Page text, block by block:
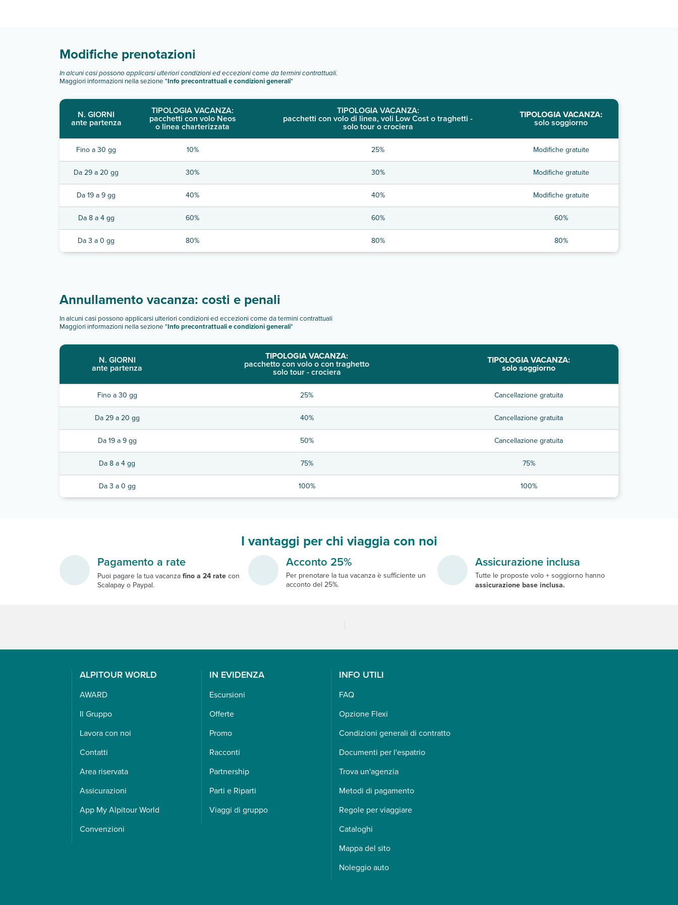
Modifiche prenotazioni
In alcuni casi possono applicarsi ulteriori condizioni ed eccezioni come da termini contrattuali.
Maggiori informazioni nella sezione "Info precontrattuali e condizioni generali"
N. GIORNI
ante partenza
TIPOLOGIA VACANZA:
pacchetti con volo Neos
o linea charterizzata
TIPOLOGIA VACANZA:
pacchetti con volo di linea, voli Low Cost o traghetti -
solo tour o crociera
TIPOLOGIA VACANZA:
solo soggiorno
Fino a 30 gg 10% 25% Modifiche gratuite
Da 29 a 20 gg 30% 30% Modifiche gratuite
Da 19 a 9 gg 40% 40% Modifiche gratuite
Da 8 a 4 gg 60% 60% 60%
Da 3 a 0 gg 80% 80% 80%
Annullamento vacanza: costi e penali
In alcuni casi possono applicarsi ulteriori condizioni ed eccezioni come da termini contrattuali
Maggiori informazioni nella sezione "Info precontrattuali e condizioni generali"
N. GIORNI
ante partenza
TIPOLOGIA VACANZA:
pacchetto con volo o con traghetto
solo tour - crociera
TIPOLOGIA VACANZA:
solo soggiorno
Fino a 30 gg 25% Cancellazione gratuita
Da 29 a 20 gg 40% Cancellazione gratuita
Da 19 a 9 gg 50% Cancellazione gratuita
Da 8 a 4 gg 75% 75%
Da 3 a 0 gg 100% 100%
I vantaggi per chi viaggia con noi
Pagamento a rate
Puoi pagare la tua vacanza fino a 24 rate con
Scalapay o Paypal.
Acconto 25%
Per prenotare la tua vacanza è sufficiente un
acconto del 25%.
Assicurazione inclusa
Tutte le proposte volo + soggiorno hanno
assicurazione base inclusa.
ALPITOUR WORLD
AWARD
Il Gruppo
Lavora con noi
Contatti
Area riservata
Assicurazioni
App My Alpitour World
Convenzioni
IN EVIDENZA
Escursioni
Offerte
Promo
Racconti
Partnership
Parti e Riparti
Viaggi di gruppo
INFO UTILI
FAQ
Opzione Flexi
Condizioni generali di contratto
Documenti per l'espatrio
Trova un'agenzia
Metodi di pagamento
Regole per viaggiare
Cataloghi
Mappa del sito
Noleggio auto